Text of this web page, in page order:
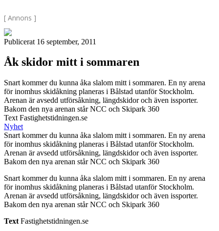
[ Annons ]
Publicerat 16 september, 2011
Åk skidor mitt i sommaren
Snart kommer du kunna åka slalom mitt i sommaren. En ny arena
för inomhus skidåkning planeras i Bålstad utanför Stockholm.
Arenan är avsedd utförsåkning, längdskidor och även issporter.
Bakom den nya arenan står NCC och Skipark 360
Text Fastighetstidningen.se
Nyhet
Snart kommer du kunna åka slalom mitt i sommaren. En ny arena
för inomhus skidåkning planeras i Bålstad utanför Stockholm.
Arenan är avsedd utförsåkning, längdskidor och även issporter.
Bakom den nya arenan står NCC och Skipark 360
Snart kommer du kunna åka slalom mitt i sommaren. En ny arena
för inomhus skidåkning planeras i Bålstad utanför Stockholm.
Arenan är avsedd utförsåkning, längdskidor och även issporter.
Bakom den nya arenan står NCC och Skipark 360
Text Fastighetstidningen.se